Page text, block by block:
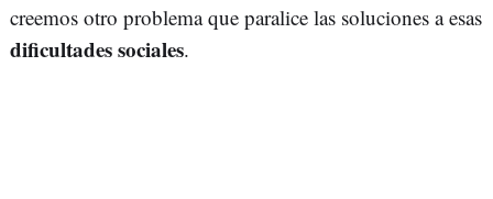
creemos otro problema que paralice las soluciones a esas
dificultades sociales.